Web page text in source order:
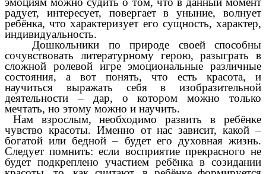
радует, интересует, повергает в уныние, волнует
ребёнка, что характеризует его сущность, характер,
индивидуальность.
Дошкольники по природе своей способны
сочувствовать литературному герою, разыграть в
сложной ролевой игре эмоциональные различные
состояния, а вот понять, что есть красота, и
научиться выражать себя в изобразительной
деятельности – дар, о котором можно только
мечтать, но этому можно и научить.
Нам взрослым, необходимо развить в ребёнке
чувство красоты. Именно от нас зависит, какой –
богатой или бедной – будет его духовная жизнь.
Следует помнить: если восприятие прекрасного не
будет подкреплено участием ребёнка в созидании